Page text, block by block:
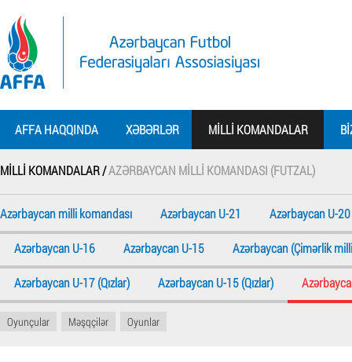
AFFA HAQQINDA XƏBƏRLƏR MILLI KOMANDALAR
MILLI KOMANDALAR /AZƏRBAYCAN MILLI KOMANDASI (FUTZAL)
Azərbaycan milli komandası Azərbaycan U-21 Azərbaycan U-20
Azərbaycan U-16 Azərbaycan U-15 Azərbaycan (Çimərlik
Azərbaycan U-17 (Qızlar) Azərbaycan U-15 (Qızlar)
Oyunçular Məşqçilər Oyunlar